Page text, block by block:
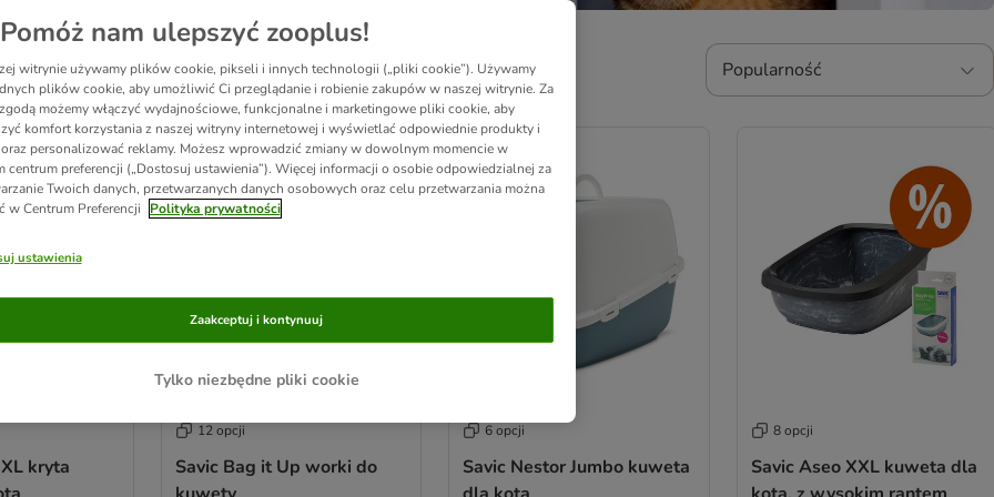
Popularność
been changed
kryta
12 opcji
Savic Bag it Up worki do
6 opcji
Savic Nestor Jumbo kuweta
8 opcji
Savic Aseo XXL kuweta dla
Pomóż nam ulepszyć zooplus!
witrynie używamy plików cookie, pikseli i innych technologii („pliki cookie”). Używamy
plików cookie, aby umożliwić Ci przeglądanie i robienie zakupów w naszej witrynie. Za
możemy włączyć wydajnościowe, funkcjonalne i marketingowe pliki cookie, aby
komfort korzystania z naszej witryny internetowej i wyświetlać odpowiednie produkty i
oraz personalizować reklamy. Możesz wprowadzić zmiany w dowolnym momencie w
centrum preferencji („Dostosuj ustawienia”). Więcej informacji o osobie odpowiedzialnej za
Twoich danych, przetwarzanych danych osobowych oraz celu przetwarzania można
w Centrum Preferencji
Polityka prywatności
ustawienia
Tylko niezbędne pliki cookie
Zaakceptuj i kontynuuj